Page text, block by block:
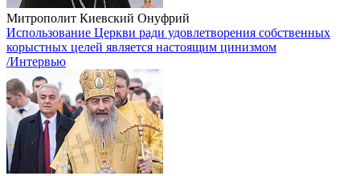
Митрополит Киевский Онуфрий
Использование Церкви ради удовлетворения собственных
корыстных целей является настоящим цинизмом
/Интервью